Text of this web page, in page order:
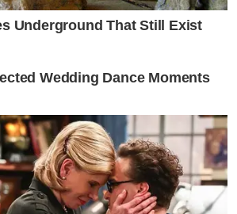
Underground That Still Exist
Wedding Dance Moments